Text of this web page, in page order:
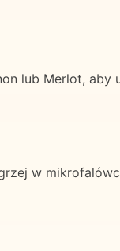
lub Merlot, aby
w